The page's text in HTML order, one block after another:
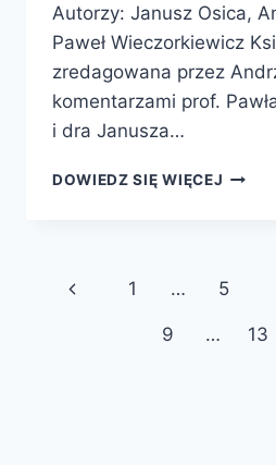
Autorzy: Janusz Osica,
Paweł Wieczorkiewicz
zredagowana przez
komentarzami prof.
i dra Janusza…
DOWIEDZ SIĘ WIĘCEJ 1939.
ROK
Nawigacja
Poprzednia
1 … 5
9 … 13